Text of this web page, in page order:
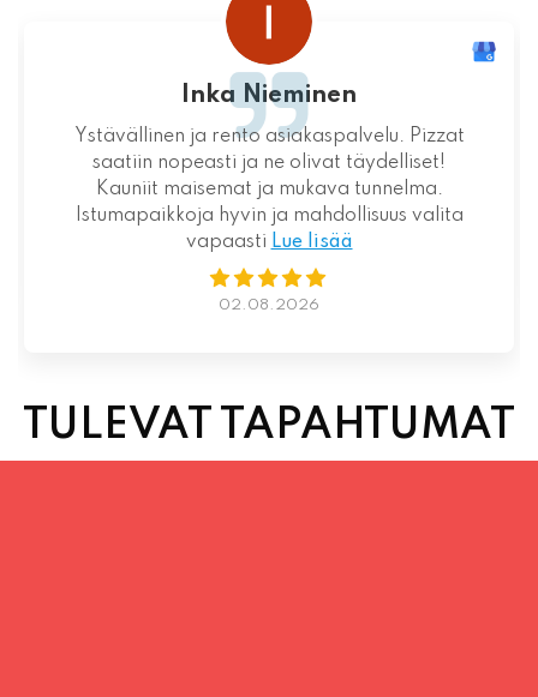
Inka Nieminen
Ystävällinen ja rento asiakaspalvelu. Pizzat
saatiin nopeasti ja ne olivat täydelliset!
Kauniit maisemat ja mukava tunnelma.
Istumapaikkoja hyvin ja mahdollisuus valita
vapaasti Lue lisää
02.08.2026
TULEVAT TAPAHTUMAT